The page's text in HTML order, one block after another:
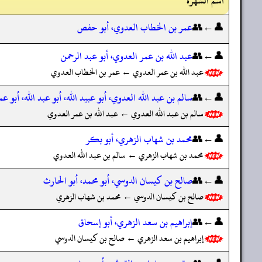
👤←👥عمر بن الخطاب العدوي، أبو حفص
👤←👥عبد الله بن عمر العدوي، أبو عبد الرحمن
عبد الله بن عمر العدوي ← عمر بن الخطاب العدوي
👤←👥سالم بن عبد الله العدوي، أبو عبيد الله، أبو عبد الله، أبو
سالم بن عبد الله العدوي ← عبد الله بن عمر العدوي
👤←👥محمد بن شهاب الزهري، أبو بكر
محمد بن شهاب الزهري ← سالم بن عبد الله العدوي
👤←👥صالح بن كيسان الدوسي، أبو محمد، أبو الحارث
صالح بن كيسان الدوسي ← محمد بن شهاب الزهري
👤←👥إبراهيم بن سعد الزهري، أبو إسحاق
إبراهيم بن سعد الزهري ← صالح بن كيسان الدوسي